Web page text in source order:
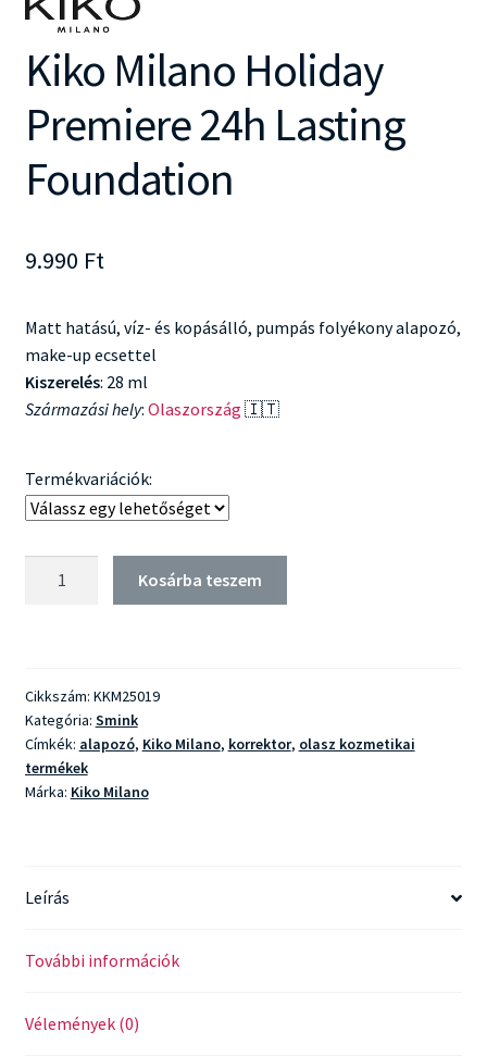
Kiko Milano Holiday
Premiere 24h Lasting
Foundation
9.990 Ft
Matt hatású, víz- és kopásálló, pumpás folyékony alapozó,
make-up ecsettel
Kiszerelés: 28 ml
Származási hely: Olaszország 🇮🇹
Termékvariációk:
Lasting
Foundation
mennyiség
Kosárba teszem
Cikkszám: KKM25019
Kategória: Smink
Címkék: alapozó, Kiko Milano, korrektor, olasz kozmetikai
termékek
Márka: Kiko Milano
Leírás
További információk
Vélemények (0)